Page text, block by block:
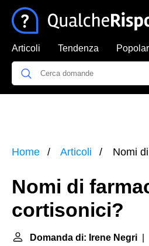
Articoli Tendenza
Home Articoli Nomi
Nomi di
cortisonici?
Domanda di: Irene Negri |